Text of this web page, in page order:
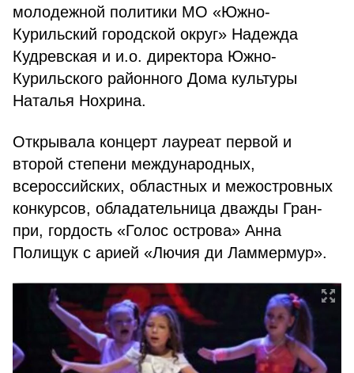
молодежной политики МО «Южно-
Курильский городской округ» Надежда
Кудревская и и.о. директора Южно-
Курильского районного Дома культуры
Наталья Нохрина.
Открывала концерт лауреат первой и
второй степени международных,
всероссийских, областных и межостровных
конкурсов, обладательница дважды Гран-
при, гордость «Голос острова» Анна
Полищук с арией «Лючия ди Ламмермур».